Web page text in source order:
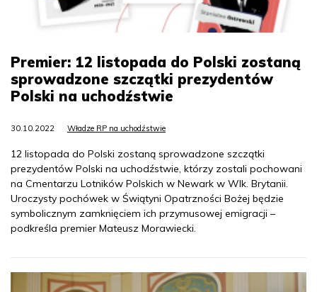
Premier: 12 listopada do Polski zostaną
sprowadzone szczątki prezydentów
Polski na uchodźstwie
30.10.2022 Władze RP na uchodźstwie
12 listopada do Polski zostaną sprowadzone szczątki
prezydentów Polski na uchodźstwie, którzy zostali pochowani
na Cmentarzu Lotników Polskich w Newark w Wlk. Brytanii.
Uroczysty pochówek w Świątyni Opatrzności Bożej będzie
symbolicznym zamknięciem ich przymusowej emigracji –
podkreśla premier Mateusz Morawiecki.